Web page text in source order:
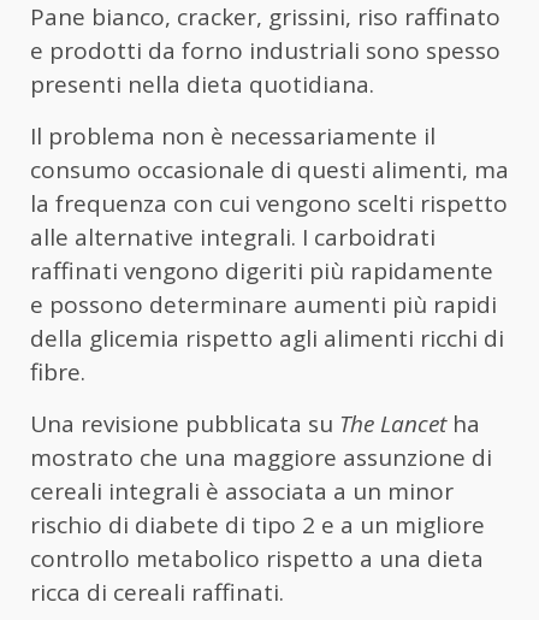
Pane bianco, cracker, grissini, riso raffinato
e prodotti da forno industriali sono spesso
presenti nella dieta quotidiana.
Il problema non è necessariamente il
consumo occasionale di questi alimenti, ma
la frequenza con cui vengono scelti rispetto
alle alternative integrali. I carboidrati
raffinati vengono digeriti più rapidamente
e possono determinare aumenti più rapidi
della glicemia rispetto agli alimenti ricchi di
fibre.
Una revisione pubblicata su The Lancetha
mostrato che una maggiore assunzione di
cereali integrali è associata a un minor
rischio di diabete di tipo 2 e a un migliore
controllo metabolico rispetto a una dieta
ricca di cereali raffinati.